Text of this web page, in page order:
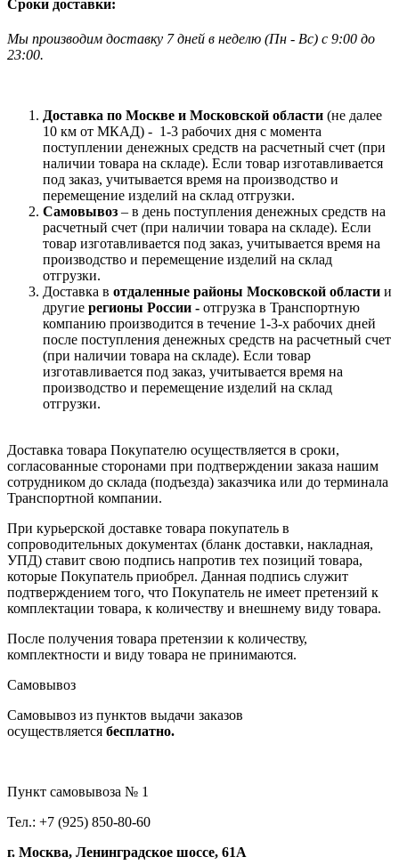
Сроки доставки:
Мы производим доставку 7 дней в неделю (Пн - Вс) с 9:00 до
23:00.
Доставка по Москве и Московской области (не далее
10 км от МКАД) - 1-3 рабочих дня с момента
поступлении денежных средств на расчетный счет (при
наличии товара на складе). Если товар изготавливается
под заказ, учитывается время на производство и
перемещение изделий на склад отгрузки.
Самовывоз – в день поступления денежных средств на
расчетный счет (при наличии товара на складе). Если
товар изготавливается под заказ, учитывается время на
производство и перемещение изделий на склад
отгрузки.
Доставка в отдаленные районы Московской области и
другие регионы России - отгрузка в Транспортную
компанию производится в течение 1-3-х рабочих дней
после поступления денежных средств на расчетный счет
(при наличии товара на складе). Если товар
изготавливается под заказ, учитывается время на
производство и перемещение изделий на склад
отгрузки.
Доставка товара Покупателю осуществляется в сроки,
согласованные сторонами при подтверждении заказа нашим
сотрудником до склада (подъезда) заказчика или до терминала
Транспортной компании.
При курьерской доставке товара покупатель в
сопроводительных документах (бланк доставки, накладная,
УПД) ставит свою подпись напротив тех позиций товара,
которые Покупатель приобрел. Данная подпись служит
подтверждением того, что Покупатель не имеет претензий к
комплектации товара, к количеству и внешнему виду товара.
После получения товара претензии к количеству,
комплектности и виду товара не принимаются.
Самовывоз
Самовывоз из пунктов выдачи заказов
осуществляется бесплатно.
Пункт самовывоза № 1
Тел.: +7 (925) 850-80-60
г. Москва, Ленинградское шоссе, 61А